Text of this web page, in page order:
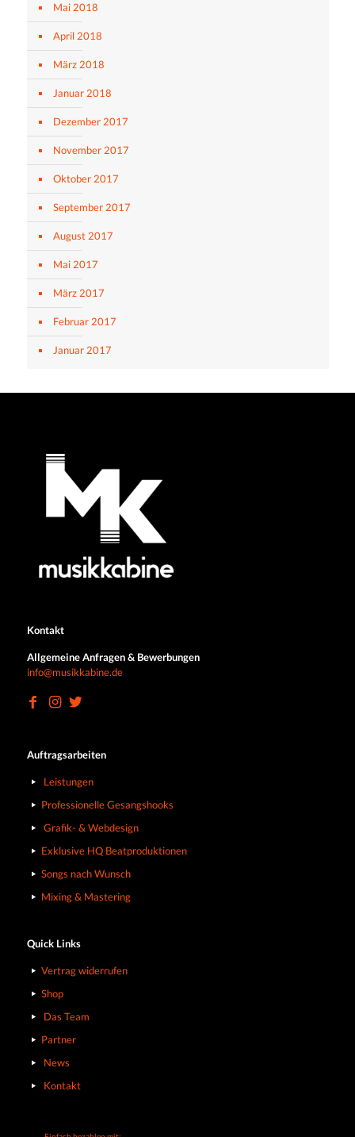
Mai 2018
April 2018
März 2018
Januar 2018
Dezember 2017
November 2017
Oktober 2017
September 2017
August 2017
Mai 2017
März 2017
Februar 2017
Januar 2017
Kontakt
Allgemeine Anfragen & Bewerbungen
info@musikkabine.de
Auftragsarbeiten
Leistungen
Professionelle Gesangshooks
Grafik- & Webdesign
Exklusive HQ Beatproduktionen
Songs nach Wunsch
Mixing & Mastering
Quick Links
Vertrag widerrufen
Shop
Das Team
Partner
News
Kontakt